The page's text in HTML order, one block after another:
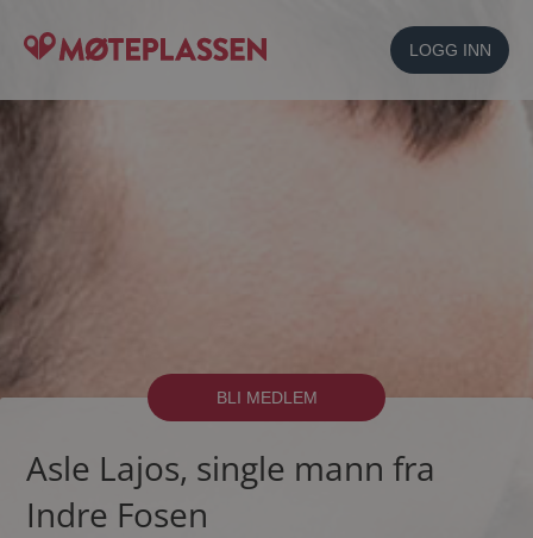
LOGG INN
BLI MEDLEM
Asle Lajos, single mann fra
Indre Fosen